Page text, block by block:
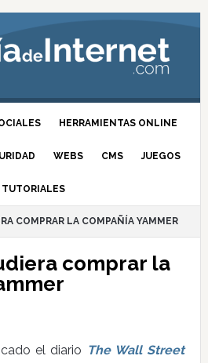
HERRAMIENTAS ONLINE
WEBS CMS JUEGOS
TUTORIALES
COMPRAR LA COMPAÑÍA YAMMER
comprar la
el diario The Wall Street